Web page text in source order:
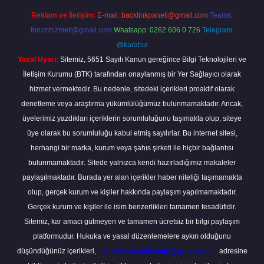
Reklam ve İletişim: E-mail: backlinkpaneli@gmail.com Teams:
forumhizmeti@gmail.com Whatsapp: 0262 606 0 726 Telegram:
@karabul
Yasal Uyarı: Sitemiz, 5651 Sayılı Kanun gereğince Bilgi Teknolojileri ve
İletişim Kurumu (BTK) tarafından onaylanmış bir Yer Sağlayıcı olarak
hizmet vermektedir. Bu nedenle, sitedeki içerikleri proaktif olarak
denetleme veya araştırma yükümlülüğümüz bulunmamaktadır. Ancak,
üyelerimiz yazdıkları içeriklerin sorumluluğunu taşımakta olup, siteye
üye olarak bu sorumluluğu kabul etmiş sayılırlar. Bu internet sitesi,
herhangi bir marka, kurum veya şahıs şirketi ile hiçbir bağlantısı
bulunmamaktadır. Sitede yalnızca kendi hazırladığımız makaleler
paylaşılmaktadır. Burada yer alan içerikler haber niteliği taşımamakta
olup, gerçek kurum ve kişiler hakkında paylaşım yapılmamaktadır.
Gerçek kurum ve kişiler ile isim benzerlikleri tamamen tesadüfidir.
Sitemiz, kar amacı gütmeyen ve tamamen ücretsiz bir bilgi paylaşım
platformudur. Hukuka ve yasal düzenlemelere aykırı olduğunu
düşündüğünüz içerikleri,
backlinkpanelicomtr@gmail.com
adresine